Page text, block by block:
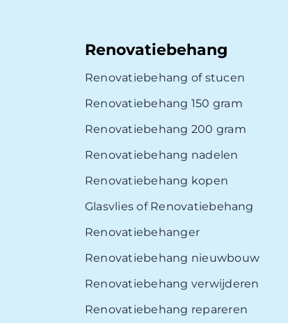
Renovatiebehang
Renovatiebehang of stucen
Renovatiebehang 150 gram
Renovatiebehang 200 gram
Renovatiebehang nadelen
Renovatiebehang kopen
Glasvlies of Renovatiebehang
Renovatiebehanger
Renovatiebehang nieuwbouw
Renovatiebehang verwijderen
Renovatiebehang repareren